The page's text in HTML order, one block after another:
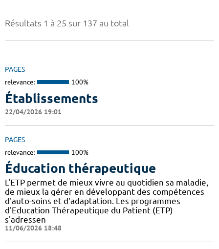
Résultats 1 à 25 sur 137 au total
PAGES
relevance: 100%
Établissements
22/04/2026 19:01
PAGES
relevance: 100%
Éducation thérapeutique
L'ETP permet de mieux vivre au quotidien sa maladie,
de mieux la gérer en développant des compétences
d'auto-soins et d'adaptation. Les programmes
d'Education Thérapeutique du Patient (ETP)
s'adressen
11/06/2026 18:48